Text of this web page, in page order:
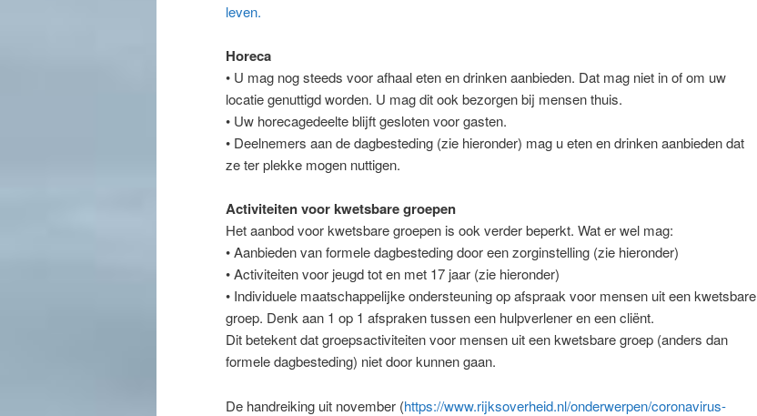
leven.
Horeca
• U mag nog steeds voor afhaal eten en drinken aanbieden. Dat mag niet in of om uw
locatie genuttigd worden. U mag dit ook bezorgen bij mensen thuis.
• Uw horecagedeelte blijft gesloten voor gasten.
• Deelnemers aan de dagbesteding (zie hieronder) mag u eten en drinken aanbieden dat
ze ter plekke mogen nuttigen.
Activiteiten voor kwetsbare groepen
Het aanbod voor kwetsbare groepen is ook verder beperkt. Wat er wel mag:
• Aanbieden van formele dagbesteding door een zorginstelling (zie hieronder)
• Activiteiten voor jeugd tot en met 17 jaar (zie hieronder)
• Individuele maatschappelijke ondersteuning op afspraak voor mensen uit een kwetsbare
groep. Denk aan 1 op 1 afspraken tussen een hulpverlener en een cliënt.
Dit betekent dat groepsactiviteiten voor mensen uit een kwetsbare groep (anders dan
formele dagbesteding) niet door kunnen gaan.
De handreiking uit november (https://www.rijksoverheid.nl/onderwerpen/coronavirus-